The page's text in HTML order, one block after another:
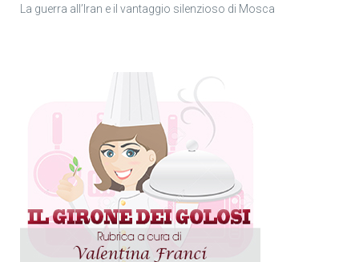
La guerra all’Iran e il vantaggio silenzioso di Mosca